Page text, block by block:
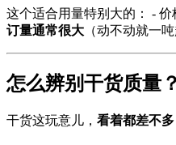
这个适合用量特别大的： -
订量通常很大 （动不动就一吨
怎么辨别干货质量？
干货这玩意儿， 看着都差不